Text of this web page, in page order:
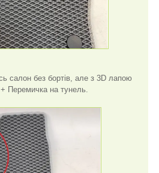
салон без бортів, але з 3D лапою
Перемичка на тунель.